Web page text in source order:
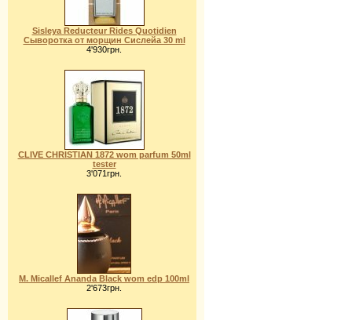
Sisleуa Rеducteur Rides Quotidien
Сыворотка от морщин Сислейа 30 ml
4'930грн.
CLIVE CHRISTIAN 1872 wom parfum 50ml
tester
3'071грн.
M. Micallef Ananda Black wom edp 100ml
2'673грн.